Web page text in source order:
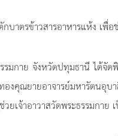
บาตรข้าวสารอาหารแห้ง เพื่
มกาย จังหวัดปทุมธานี ได้จัด
งคุณยายอาจารย์มหารัตนอุ
ยเจ้าอาวาสวัดพระธรรมกาย